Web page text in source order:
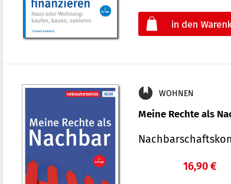
WOHNEN
Meine Rechte als
16,90 €